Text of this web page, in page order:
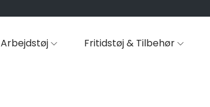
Arbejdstøj Fritidstøj & Tilbehør